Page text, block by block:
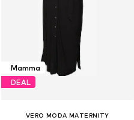
Mamma
DEAL
VERO MODA MATERNITY